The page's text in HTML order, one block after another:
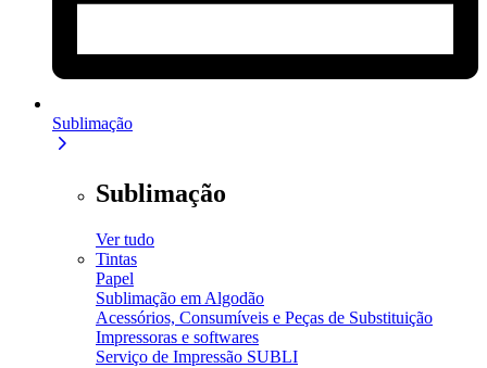
Sublimação
Sublimação
Ver tudo
Tintas
Papel
Sublimação em Algodão
Acessórios, Consumíveis e Peças de Substituição
Impressoras e softwares
Serviço de Impressão SUBLI